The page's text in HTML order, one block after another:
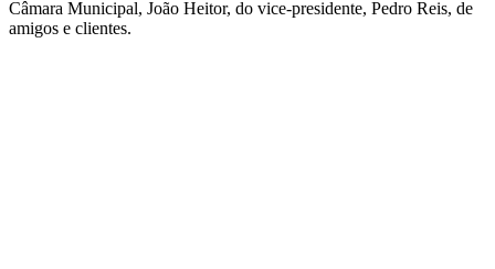
Câmara Municipal, João Heitor, do vice-presidente, Pedro Reis, de
amigos e clientes.